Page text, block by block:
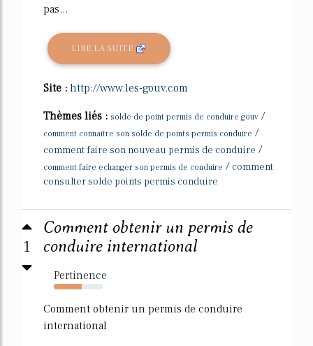
pas...
LIRE LA SUITE
Site : http://www.les-gouv.com
Thèmes liés : solde de point permis de conduire gouv /
comment connaitre son solde de points permis conduire /
comment faire son nouveau permis de conduire /
comment faire echanger son permis de conduire / comment
consulter solde points permis conduire
1
Comment obtenir un permis de
conduire international
Pertinence
57%
Comment obtenir un permis de conduire
international